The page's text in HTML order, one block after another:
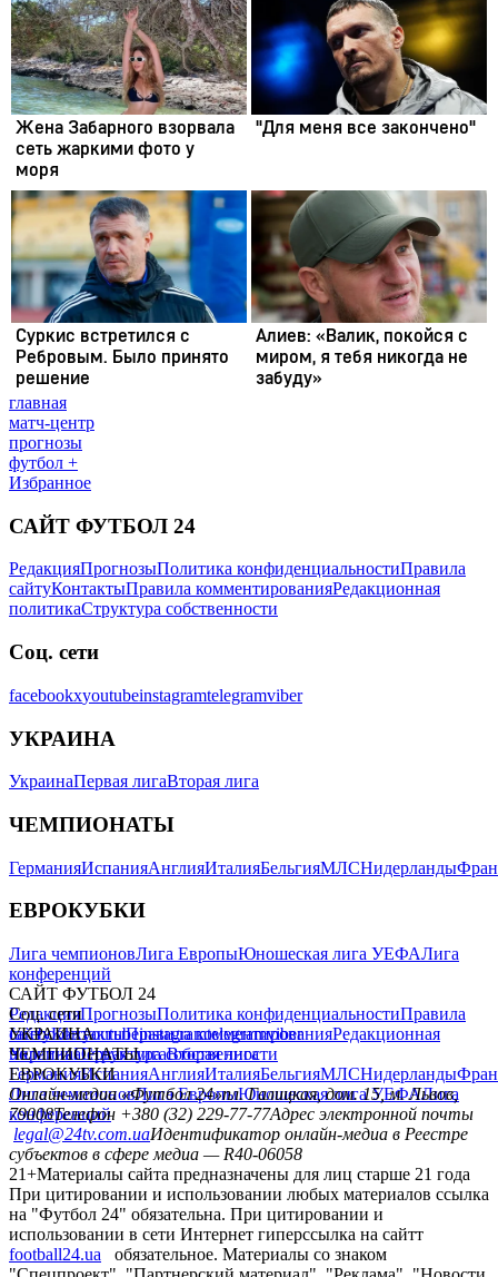
главная
матч-центр
прогнозы
футбол +
Избранное
САЙТ ФУТБОЛ 24
РедакцияПрогнозыПолитика конфиденциальностиПравила
сайтуКонтактыПравила комментированияРедакционная
политикаСтруктура собственности
Соц. сети
facebookxyoutubeinstagramtelegramviber
УКРАИНА
УкраинаПервая лигаВторая лига
ЧЕМПИОНАТЫ
ГерманияИспанияАнглияИталияБельгияМЛСНидерланды
ЕВРОКУБКИ
Лига чемпионовЛига ЕвропыЮношеская лига УЕФАЛига
конференций
САЙТ ФУТБОЛ 24
РедакцияПрогнозыПолитика конфиденциальностиПравила
сайтуКонтактыПравила комментированияРедакционная
политикаСтруктура собственности
Соц. сети
facebookxyoutubeinstagramtelegramviber
УКРАИНА
УкраинаПервая лигаВторая лига
ЧЕМПИОНАТЫ
ГерманияИспанияАнглияИталияБельгияМЛСНидерланды
ЕВРОКУБКИ
Лига чемпионовЛига ЕвропыЮношеская лига УЕФАЛига
конференций
Онлайн-медиа «Футбол 24»пл. Галицкая, дом. 15, м. Львов,
79008Телефон +380 (32) 229-77-77Адрес электронной почты
legal@24tv.com.uaИдентификатор онлайн-медиа в Реестре
субъектов в сфере медиа — R40-06058
21+Материалы сайта предназначены для лиц старше 21 года
При цитировании и использовании любых материалов ссылка
на "Футбол 24" обязательна. При цитировании и
использовании в сети Интернет гиперссылка на сайтт
football24.ua
обязательное. Материалы со знаком